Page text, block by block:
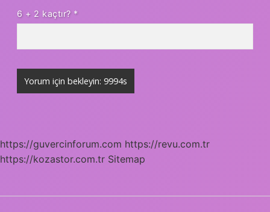
6 + 2 kaçtır? *
https://guvercinforum.com https://revu.com.tr
https://kozastor.com.tr Sitemap